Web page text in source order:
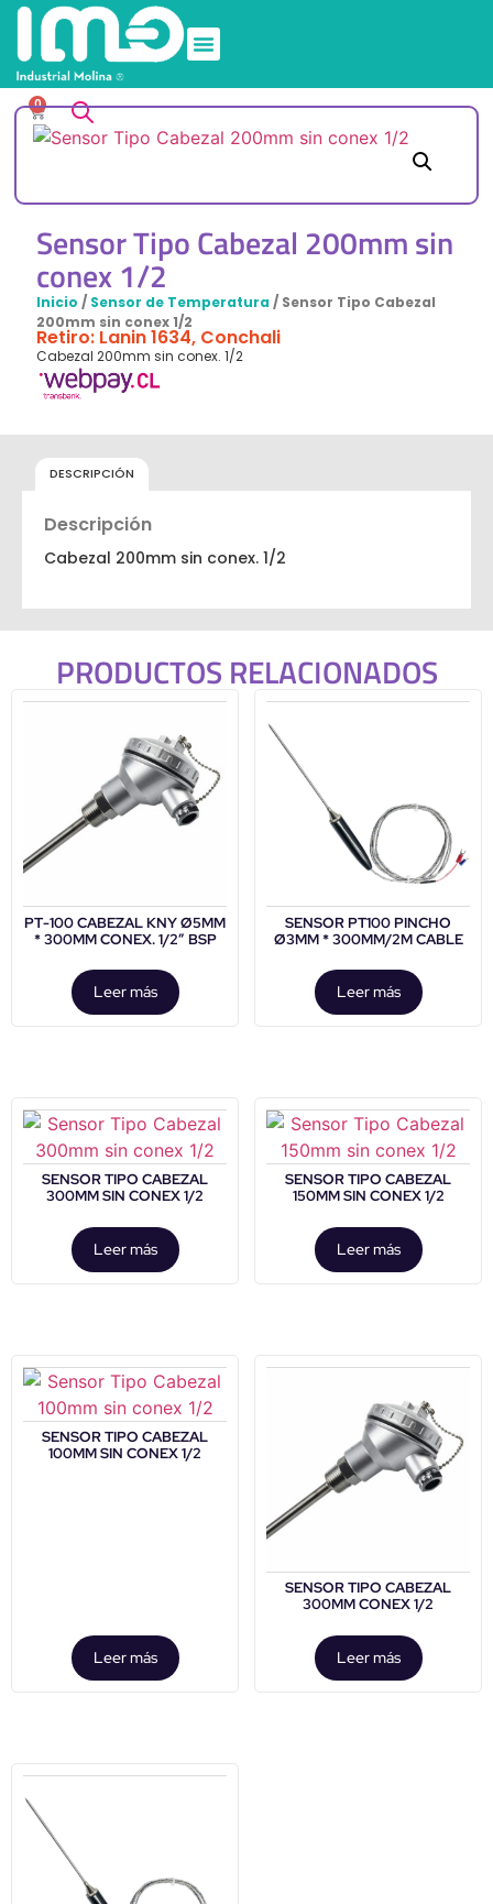
0
Sensor Tipo Cabezal 200mm sin
conex 1/2
Inicio / Sensor de Temperatura / Sensor Tipo Cabezal
200mm sin conex 1/2
Retiro: Lanin 1634, Conchali
Cabezal 200mm sin conex. 1/2
DESCRIPCIÓN
Descripción
Cabezal 200mm sin conex. 1/2
PRODUCTOS RELACIONADOS
PT-100 CABEZAL KNY Ø5MM
* 300MM CONEX. 1/2″ BSP
Leer más
SENSOR PT100 PINCHO
Ø3MM * 300MM/2M CABLE
Leer más
SENSOR TIPO CABEZAL
300MM SIN CONEX 1/2
Leer más
SENSOR TIPO CABEZAL
150MM SIN CONEX 1/2
Leer más
SENSOR TIPO CABEZAL
100MM SIN CONEX 1/2
Leer más
SENSOR TIPO CABEZAL
300MM CONEX 1/2
Leer más